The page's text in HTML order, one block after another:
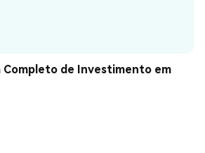
Completo de Investimento em